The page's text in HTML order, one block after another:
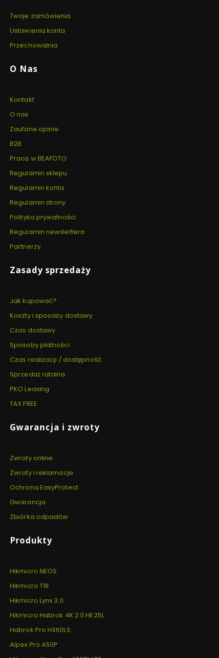
Twoje zamówienia
Ustawienia konta
Przechowalnia
O Nas
Kontakt
O nas
Zaufane opinie
B2B
Praca w BEAFOTO
Regulamin sklepu
Regulamin konta
Regulamin strony
Polityka prywatności
Regulamin newslettera
Partnerzy
Zasady sprzedaży
Jak kupować?
Koszty i sposoby dostawy
Czas dostawy
Sposoby płatności
Czas realizacji / dostępność
Sprzedaż ratalna
PKO Leasing
TAX FREE
Gwarancja i zwroty
Zwroty online
Zwroty i reklamacje
Ochrona EasyProtect
Gwarancja
Zbiórka odpadów
Produkty
Hikmicro NEOS
Hikmicro T16
Hikmicro Lynx 3.0
Hikmicro Habrok 4K 2.0 HE25L
Habrok Pro HX60LS
Alpex Pro A50P